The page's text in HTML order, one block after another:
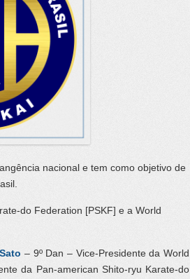
nacional e tem como objetivo de
do Federation [PSKF] e a World
– 9º Dan – Vice-Presidente da World
da Pan-american Shito-ryu Karate-do